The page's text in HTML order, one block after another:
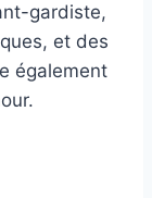
gardiste,
et des
également